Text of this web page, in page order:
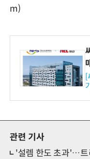
m)
[
관련 기사
'설렘 한도 초과'…트리플에